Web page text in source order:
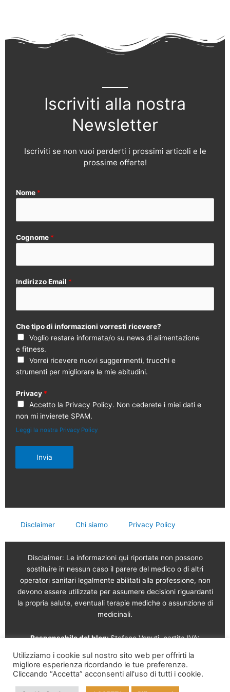
Iscriviti alla nostra
Newsletter
Iscriviti se non vuoi perderti i prossimi articoli e le
prossime offerte!
Nome *
Cognome *
Indirizzo Email *
Che tipo di informazioni vorresti ricevere?
Voglio restare informata/o su news di alimentazione
e fitness.
Vorrei ricevere nuovi suggerimenti, trucchi e
strumenti per migliorare le mie abitudini.
Privacy *
Accetto la Privacy Policy. Non cederete i miei dati e
non mi invierete SPAM.
Leggi la nostra Privacy Policy
Invia
Disclaimer Chi siamo Privacy Policy
Disclaimer: Le informazioni qui riportate non possono
sostituire in nessun caso il parere del medico o di altri
operatori sanitari legalmente abilitati alla professione, non
devono essere utilizzate per assumere decisioni riguardanti
la propria salute, eventuali terapie mediche o assunzione di
medicinali.
Responsabile del blog:Stefano Venuti, partita IVA:
Vendita online a cura di: Garam s.r.l.Via Serviliano
Lattuada, 16 – 20135 Milano – Tel. 02 56568491 – Part. IVA
Utilizziamo i cookie sul nostro sito web per offrirti la
migliore esperienza ricordando le tue preferenze.
Cliccando “Accetta” acconsenti all'uso di tutti i cookie.